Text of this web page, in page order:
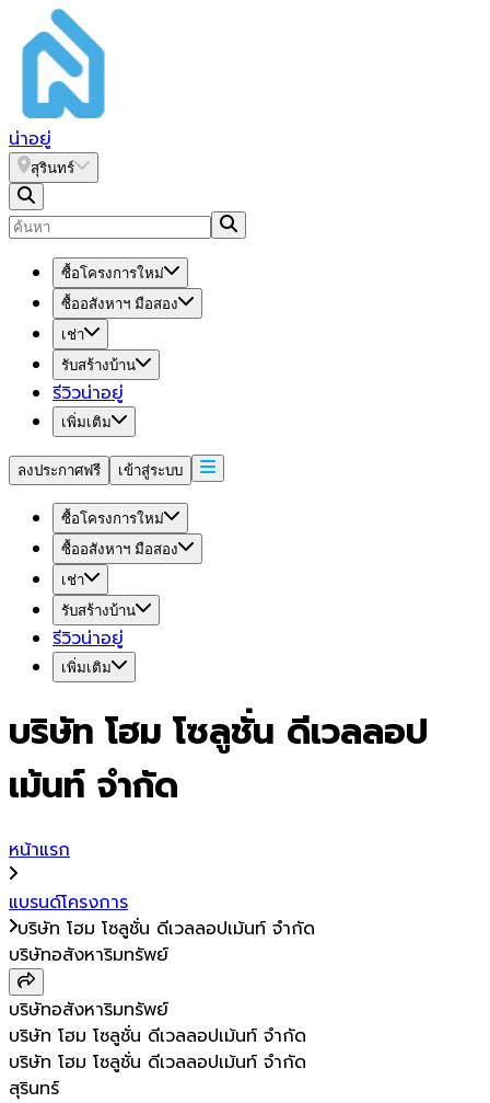
น่าอยู่
สุรินทร์
ซื้อโครงการใหม่
ซื้ออสังหาฯ มือสอง
เช่า
รับสร้างบ้าน
รีวิวน่าอยู่
เพิ่มเติม
ลงประกาศฟรี เข้าสู่ระบบ
ซื้อโครงการใหม่
ซื้ออสังหาฯ มือสอง
เช่า
รับสร้างบ้าน
รีวิวน่าอยู่
เพิ่มเติม
บริษัท โฮม โซลูชั่น ดีเวลลอป
เม้นท์ จำกัด
หน้าแรก
แบรนด์โครงการ
บริษัท โฮม โซลูชั่น ดีเวลลอปเม้นท์ จำกัด
บริษัทอสังหาริมทรัพย์
บริษัทอสังหาริมทรัพย์
บริษัท โฮม โซลูชั่น ดีเวลลอปเม้นท์ จำกัด
บริษัท โฮม โซลูชั่น ดีเวลลอปเม้นท์ จำกัด
สุรินทร์